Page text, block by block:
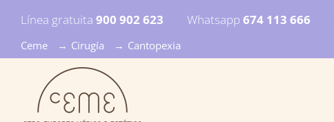
Línea gratuita 900 902 623 Whatsapp 674 113 666
Ceme → Cirugía → Cantopexia